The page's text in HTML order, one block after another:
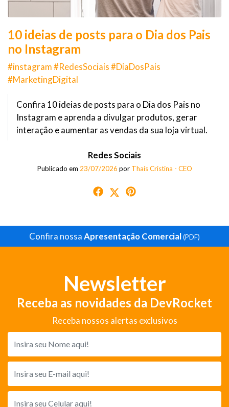
10 ideias de posts para o Dia dos Pais
no Instagram
#instagram #RedesSociais #DiaDosPais
#MarketingDigital
Confira 10 ideias de posts para o Dia dos Pais no
Instagram e aprenda a divulgar produtos, gerar
interação e aumentar as vendas da sua loja virtual.
Redes Sociais
Publicado em 23/07/2026 por Thaís Cristina - CEO
Confira nossaApresentação Comercial(PDF)
Newsletter
Receba as novidades da DevRocket
Receba nossos alertas exclusivos